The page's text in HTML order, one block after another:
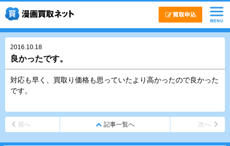
2016.10.18
良かったです。
対応も早く、買取り価格も思っていたより高かったので良かった
です。
前へ 記事一覧へ 次へ